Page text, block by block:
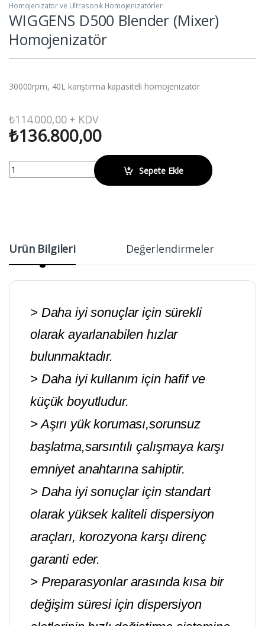
Homojenizatör ve Ultrasonik Homojenizatörler
WIGGENS D500 Blender (Mixer)
Homojenizatör
30000rpm, 40L karıştırma kapasiteli homojenizatör
₺114.000,00+ KDV
₺136.800,00
WIGGENS D500 Blender (Mixer) Homojenizatör quantity
Sepete Ekle
Ürün Bilgileri Değerlendirmeler
> Daha iyi sonuçlar için sürekli
olarak ayarlanabilen hızlar
bulunmaktadır.
> Daha iyi kullanım için hafif ve
küçük boyutludur.
> Aşırı yük koruması,sorunsuz
başlatma,sarsıntılı çalışmaya karşı
emniyet anahtarına sahiptir.
> Daha iyi sonuçlar için standart
olarak yüksek kaliteli dispersiyon
araçları, korozyona karşı direnç
garanti eder.
> Preparasyonlar arasında kısa bir
değişim süresi için dispersiyon